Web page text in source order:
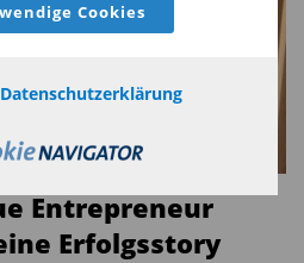
Cookies
Datenschutzerklärung
Entrepreneur
Erfolgsstory